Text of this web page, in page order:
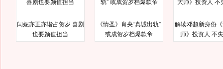
闫妮亦正亦谐占贺岁 喜剧
也要颜值担当
《情圣》肖央“真诚出轨”
或成贺岁档爆款帝
解读邓超新身份
师》投资人 不